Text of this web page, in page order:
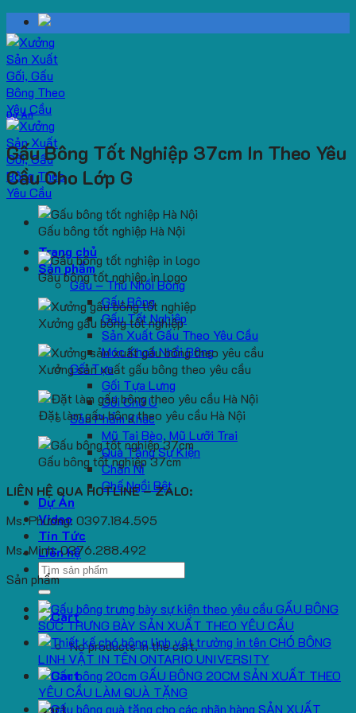
Skip
to
content
Trang chủ
Sản phẩm
Gấu – Thú Nhồi Bông
Gấu Bông
Gấu Tốt Nghiệp
Sản Xuất Gấu Theo Yêu Cầu
Móc Khoá Nhồi Bông
Gối Tựa
Gối Tựa Lưng
Gối Chữ U
Sản Phẩm Khác
Mũ Tai Bèo, Mũ Lưỡi Trai
Quà Tặng Sự Kiện
Chăn Nỉ
Ghế Ngồi Bệt
Dự Án
Video
Tin Tức
Liên hệ
Search
for:
No products in the cart.
Cart
Dự Án
Gấu Bông Tốt Nghiệp 37cm In Theo Yêu
Cầu Cho Lớp G
Gấu bông tốt nghiệp Hà Nội
Gấu bông tốt nghiệp in logo
Xưởng gấu bông tốt nghiệp
Xưởng sản xuất gấu bông theo yêu cầu
Đặt làm gấu bông theo yêu cầu Hà Nội
Gấu bông tốt nghiệp 37cm
LIÊN HỆ QUA HOTLINE – ZALO:
Ms. Phương: 0397.184.595
Ms. Minh: 0376.288.492
Sản phẩm
GẤU BÔNG
SÓC TRƯNG BÀY SẢN XUẤT THEO YÊU CẦU
CHÓ BÔNG
LINH VẬT IN TÊN ONTARIO UNIVERSITY
GẤU BÔNG 20CM SẢN XUẤT THEO
YÊU CẦU LÀM QUÀ TẶNG
SẢN XUẤT